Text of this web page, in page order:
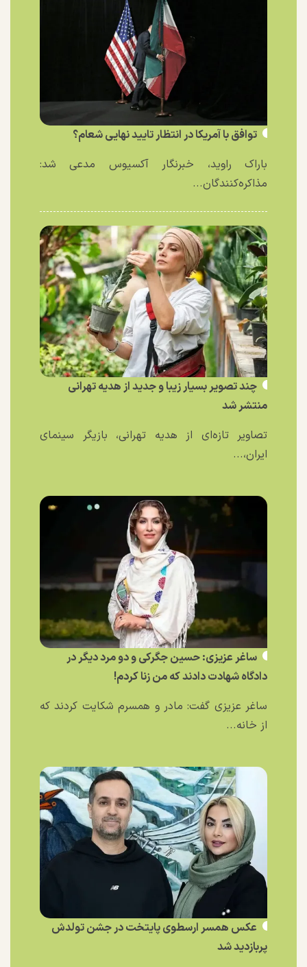
توافق با آمریکا در انتظار تایید نهایی شعام؟
باراک راوید، خبرنگار آکسیوس مدعی شد:
مذاکره‌کنندگان...
چند تصویر بسیار زیبا و جدید از هدیه تهرانی
منتشر شد
تصاویر تازه‌ای از هدیه تهرانی، بازیگر سینمای
ایران،...
ساغر عزیزی: حسین جگرکی و دو مرد دیگر در
دادگاه شهادت دادند که من زنا کردم!
ساغر عزیزی گفت: مادر و همسرم شکایت کردند که
از خانه...
عکس همسر ارسطوی پایتخت در جشن تولدش
پربازدید شد